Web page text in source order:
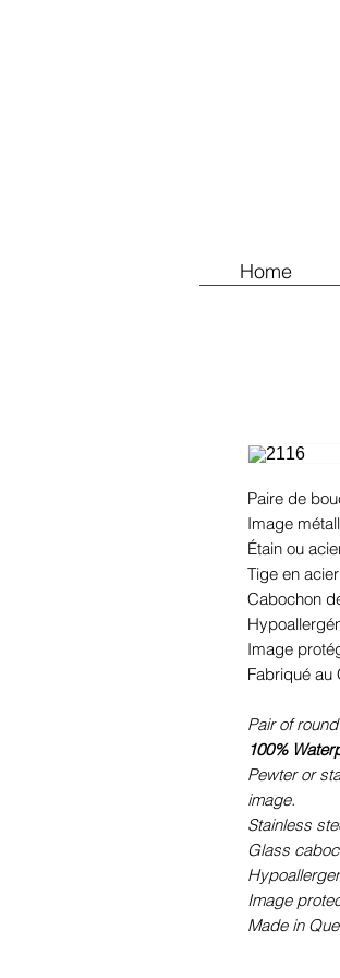
Home
Paire de
Image
Étain ou
Tige en
Cabochon
Image
Fabriqué au
Pair of
100%
Pewter or
image.
Stainless
Glass
Image
Made in